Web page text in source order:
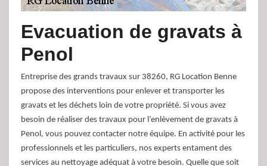
Evacuation de gravats à
Penol
Entreprise des grands travaux sur 38260, RG Location Benne
propose des interventions pour enlever et transporter les
gravats et les déchets loin de votre propriété. Si vous avez
besoin de réaliser des travaux pour l’enlèvement de gravats à
Penol, vous pouvez contacter notre équipe. En activité pour les
professionnels et les particuliers, nos experts entament des
services au nettoyage adéquat à votre besoin. Quelle que soit